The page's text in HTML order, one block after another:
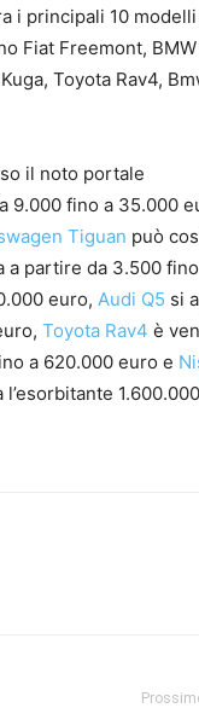
i principali 10
Fiat Freemont, BMW
Toyota Rav4,
il noto portale
9.000 fino a 35.000
Tiguan può
a partire da 3.500
euro, Audi Q5 si
Toyota Rav4 è
a 620.000 euro e